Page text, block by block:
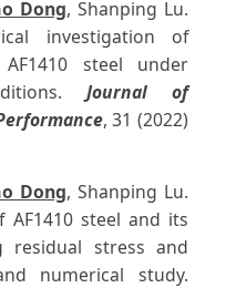
Dong, Shanping Lu.
investigation of
steel under
Journal of
, 31 (2022)
Dong, Shanping Lu.
steel and its
residual stress and
numerical study.